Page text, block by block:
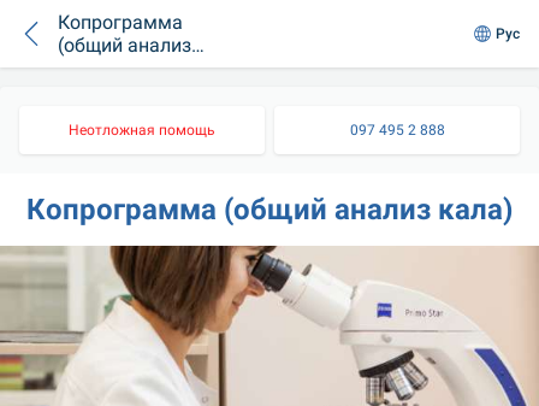
Копрограмма
(общий анализ
кала)
Рус
Неотложная помощь 097 495 2 888
Копрограмма (общий анализ кала)